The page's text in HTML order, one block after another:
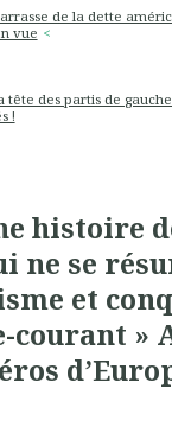
de la dette
vue
tête des partis de
!
histoire
ne se
et
courant »